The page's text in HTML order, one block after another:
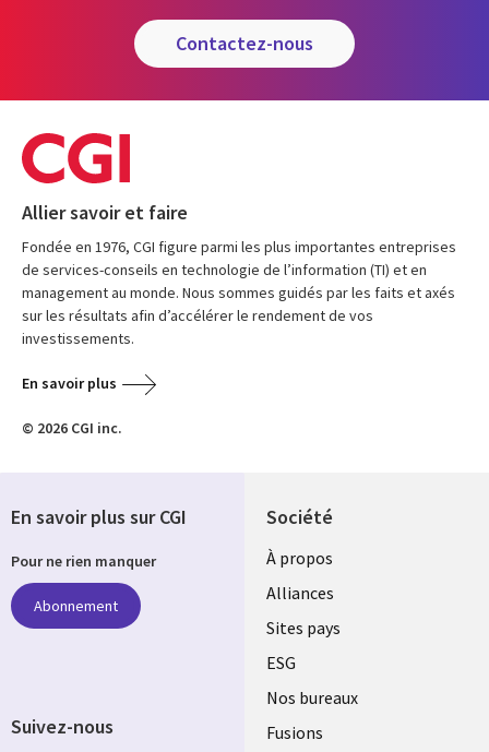
contactez-nous
Allier savoir et faire
Fondée en 1976, CGI figure parmi les plus importantes entreprises
de services-conseils en technologie de l’information (TI) et en
management au monde. Nous sommes guidés par les faits et axés
sur les résultats afin d’accélérer le rendement de vos
investissements.
En savoir plus
© 2026 CGI inc.
Société
À propos
Alliances
Sites pays
ESG
Nos bureaux
Fusions
En savoir plus sur CGI
Pour ne rien manquer
Abonnement
Suivez-nous